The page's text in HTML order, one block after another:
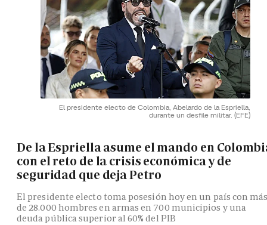
El presidente electo de Colombia, Abelardo de la Espriella,
durante un desfile militar. (EFE)
De la Espriella asume el mando en
con el reto de la crisis económica y de
seguridad que deja Petro
El presidente electo toma posesión hoy en un país con
de 28.000 hombres en armas en 700 municipios y una
deuda pública superior al 60% del PIB